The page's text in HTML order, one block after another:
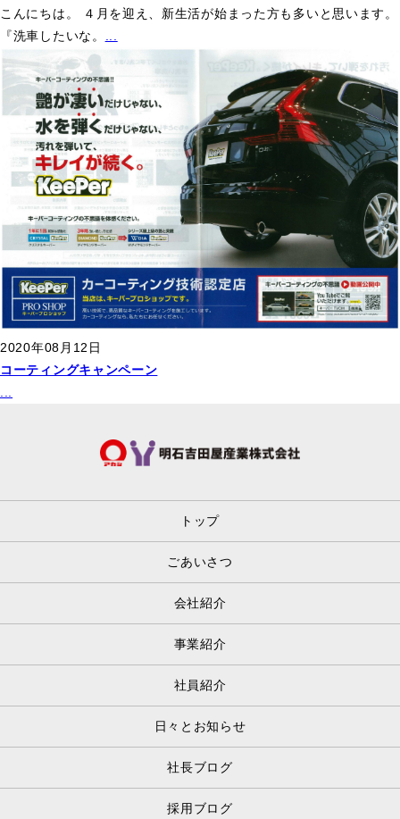
こんにちは。 ４月を迎え、新生活が始まった方も多いと思います。
『洗車したいな。 ...
2020年08月12日
コーティングキャンペーン
...
トップ
ごあいさつ
会社紹介
事業紹介
社員紹介
日々とお知らせ
社長ブログ
採用ブログ